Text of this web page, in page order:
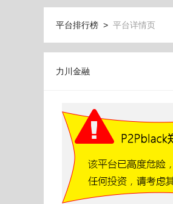
平台排行榜 > 平台详情页
力川金融